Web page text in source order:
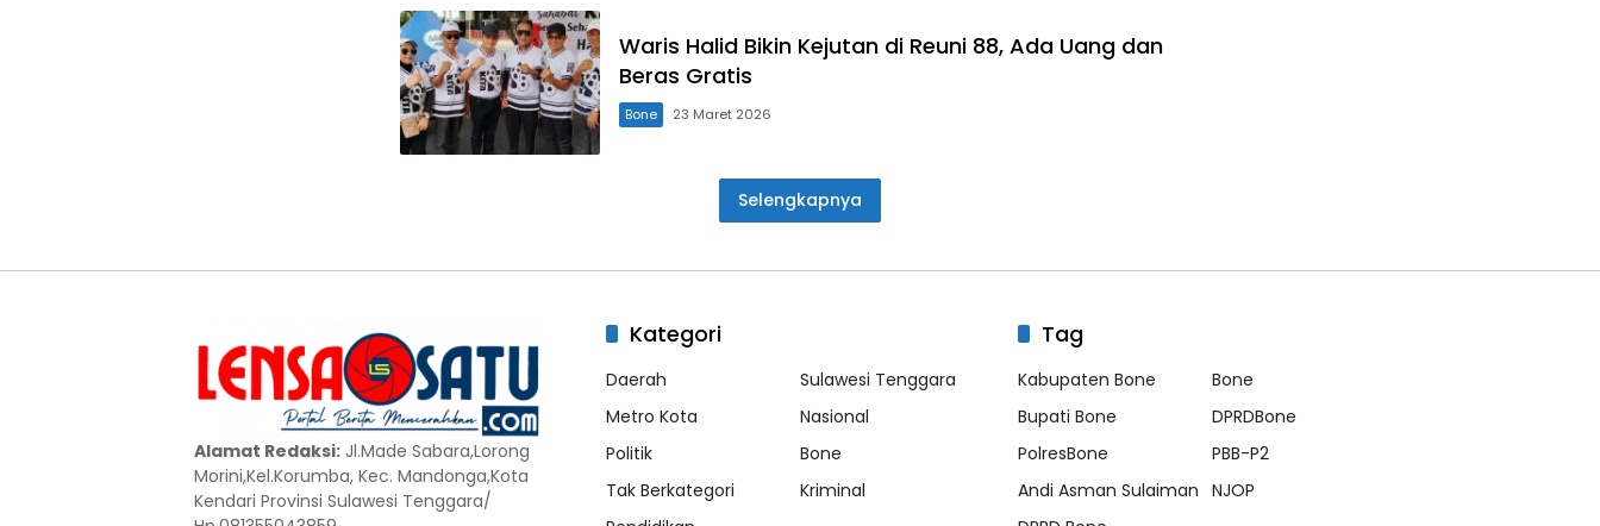
Waris Halid Bikin Kejutan di Reuni 88, Ada Uang dan
Beras Gratis
Bone 23 Maret 2026
Selengkapnya
Alamat Redaksi: Jl.Made Sabara,Lorong
Morini,Kel.Korumba, Kec. Mandonga,Kota
Kendari Provinsi Sulawesi Tenggara/
Kategori
Daerah
Sulawesi Tenggara
Metro Kota
Nasional
Politik
Bone
Tak Berkategori
Kriminal
Tag
Kabupaten Bone
Bone
Bupati Bone
DPRDBone
PolresBone
PBB-P2
Andi Asman Sulaiman NJOP